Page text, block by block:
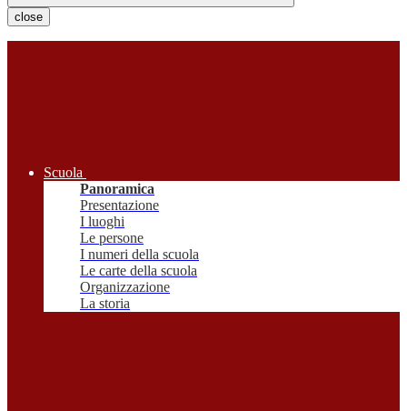
close
Scuola
Panoramica
Presentazione
I luoghi
Le persone
I numeri della scuola
Le carte della scuola
Organizzazione
La storia